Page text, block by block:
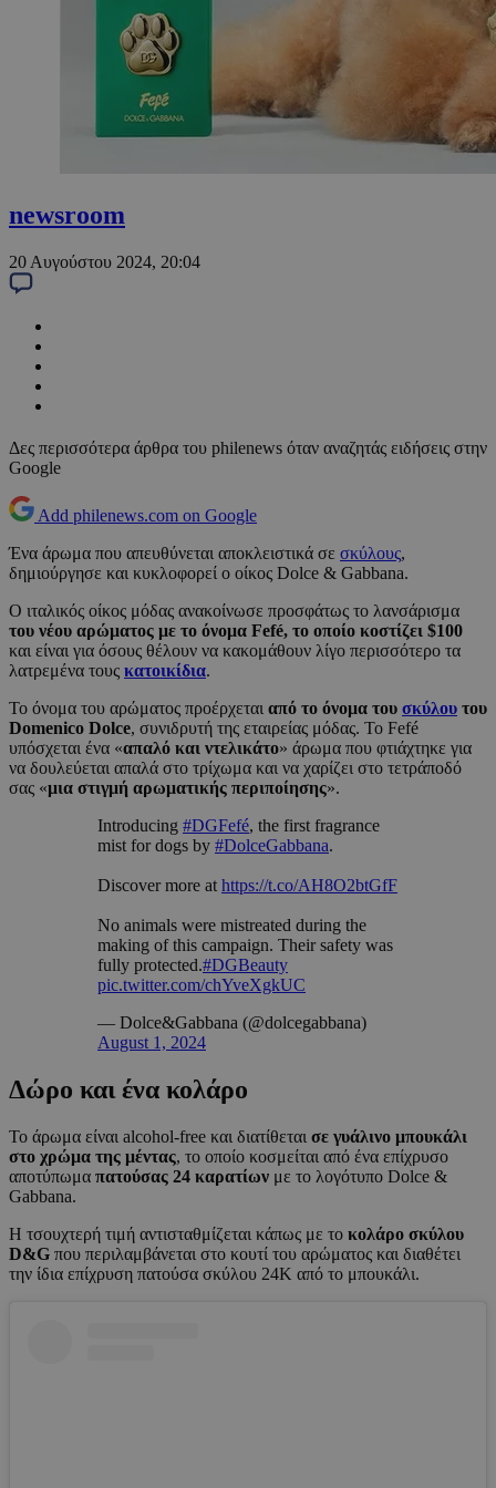
newsroom
20 Αυγούστου 2024, 20:04
Δες περισσότερα άρθρα του philenews όταν αναζητάς ειδήσεις στην
Google
Add philenews.com on Google
Ένα άρωμα που απευθύνεται αποκλειστικά σε σκύλους,
δημιούργησε και κυκλοφορεί ο οίκος Dolce & Gabbana.
Ο ιταλικός οίκος μόδας ανακοίνωσε προσφάτως το λανσάρισμα
του νέου αρώματος με το όνομα Fefé, το οποίο κοστίζει $100
και είναι για όσους θέλουν να κακομάθουν λίγο περισσότερο τα
λατρεμένα τους κατοικίδια.
Το όνομα του αρώματος προέρχεται από το όνομα του σκύλου του
Domenico Dolce, συνιδρυτή της εταιρείας μόδας. Το Fefé
υπόσχεται ένα «απαλό και ντελικάτο» άρωμα που φτιάχτηκε για
να δουλεύεται απαλά στο τρίχωμα και να χαρίζει στο τετράποδό
σας «μια στιγμή αρωματικής περιποίησης».
Introducing #DGFefé, the first fragrance
mist for dogs by #DolceGabbana.
Discover more at https://t.co/AH8O2btGfF
No animals were mistreated during the
making of this campaign. Their safety was
fully protected.#DGBeauty
pic.twitter.com/chYveXgkUC
— Dolce&Gabbana (@dolcegabbana)
August 1, 2024
Δώρο και ένα κολάρο
Το άρωμα είναι alcohol-free και διατίθεται σε γυάλινο μπουκάλι
στο χρώμα της μέντας, το οποίο κοσμείται από ένα επίχρυσο
αποτύπωμα πατούσας 24 καρατίων με το λογότυπο Dolce &
Gabbana.
Η τσουχτερή τιμή αντισταθμίζεται κάπως με το κολάρο σκύλου
D&G που περιλαμβάνεται στο κουτί του αρώματος και διαθέτει
την ίδια επίχρυση πατούσα σκύλου 24Κ από το μπουκάλι.